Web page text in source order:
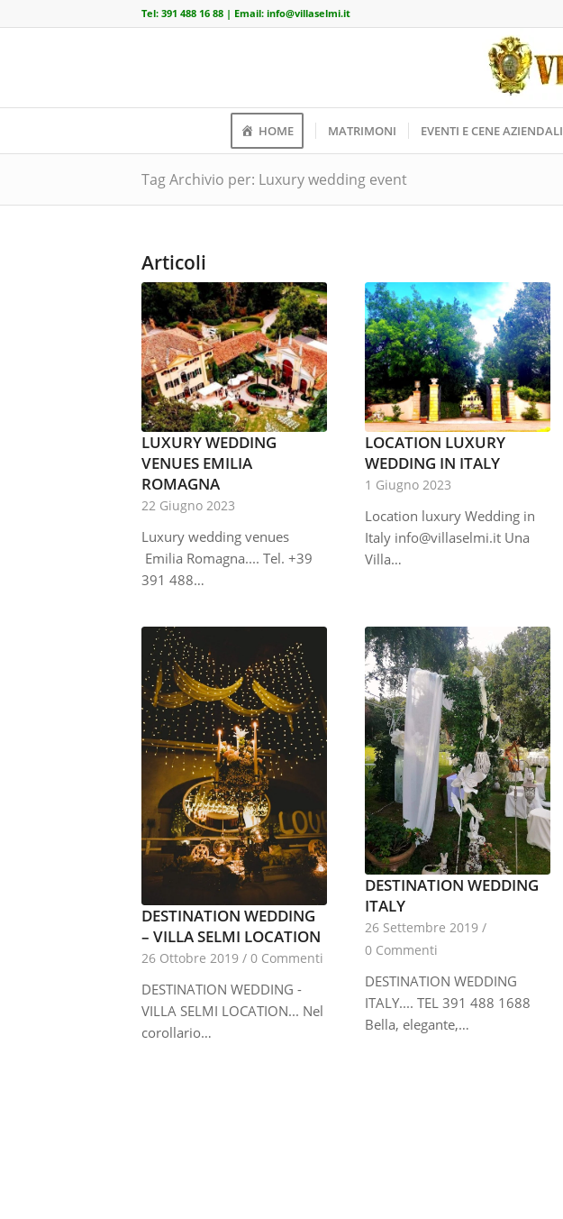
Tel: 391 488 16 88 | Email: info@villaselmi.it
HOME MATRIMONI EVENTI E CENE AZIENDALI
Tag Archivio per: Luxury wedding event
Articoli
LUXURY WEDDING
VENUES EMILIA
ROMAGNA
22 Giugno 2023
Luxury wedding venues
Emilia Romagna.... Tel. +39
391 488…
LOCATION LUXURY
WEDDING IN ITALY
1 Giugno 2023
Location luxury Wedding in
Italy info@villaselmi.itUna
Villa…
DESTINATION WEDDING
– VILLA SELMI LOCATION
26 Ottobre 2019 / 0 Commenti
DESTINATION WEDDING -
VILLA SELMI LOCATION... Nel
corollario…
DESTINATION WEDDING
ITALY
26 Settembre 2019 /
0 Commenti
DESTINATION WEDDING
ITALY.... TEL 391 488 1688
Bella, elegante,…